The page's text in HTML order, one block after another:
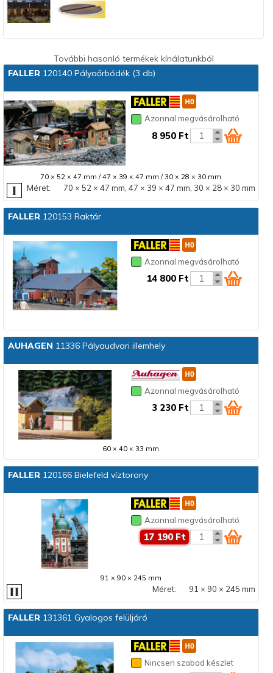
További hasonló termékek kínálatunkból
FALLER120140 Pályaőrbódék (3 db)
Azonnal megvásárolható
8 950 Ft
70 × 52 × 47 mm / 47 × 39 × 47 mm / 30 × 28 × 30 mm
Méret: 70 × 52 × 47 mm, 47 × 39 × 47 mm, 30 × 28 × 30 mm
FALLER120153 Raktár
Azonnal megvásárolható
14 800 Ft
AUHAGEN 11336 Pályaudvari illemhely
Azonnal megvásárolható
3 230 Ft
60 × 40 × 33 mm
FALLER120166 Bielefeld víztorony
Azonnal megvásárolható
17 190 Ft
91 × 90 × 245 mm
Méret: 91 × 90 × 245 mm
FALLER131361 Gyalogos felüljáró
Nincsen szabad készlet